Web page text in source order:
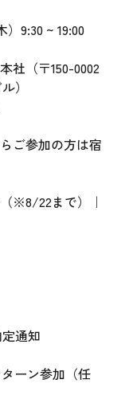
9:30 ~ 19:00
（〒150-0002
）
ご参加の方は宿
※8/22まで）｜
通知
ーン参加（任